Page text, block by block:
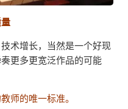
术增长，当然是一个好现
更多更宽泛作品的可能
师的唯一标准。